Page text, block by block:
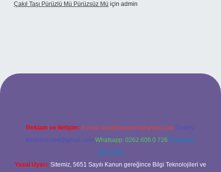
Çakıl Taşı Pürüzlü Mü Pürüzsüz Mü için admin
Reklam ve İletişim: E-mail: backlinkpaneli@gmail.com Teams:
forumhizmeti@gmail.com Whatsapp: 0262 606 0 726 Telegram:
@karabul
Yasal Uyarı: Sitemiz, 5651 Sayılı Kanun gereğince Bilgi Teknolojileri ve